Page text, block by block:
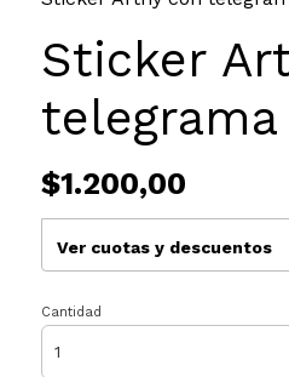
Sticker
telegrama
$1.200,00
Ver cuotas y descuentos
Cantidad